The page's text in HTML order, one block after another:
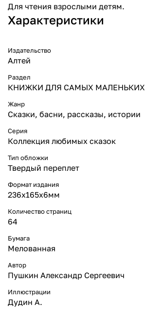
Для чтения взрослыми детям.
Характеристики
Издательство
Алтей
Раздел
КНИЖКИ ДЛЯ САМЫХ МАЛЕНЬКИХ
Жанр
Сказки, басни, рассказы, истории
Серия
Коллекция любимых сказок
Тип обложки
Твердый переплет
Формат издания
236х165х6мм
Количество страниц
64
Бумага
Мелованная
Автор
Пушкин Александр Сергеевич
Иллюстрации
Дудин А.